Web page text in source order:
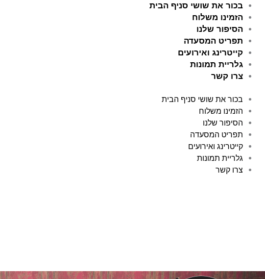
דילוג
לתוכן
בכור את שושי סניף הבית
הזמינו משלוח
הסיפור שלנו
תפריט המסעדה
קייטרינג ואירועים
גלריית תמונות
צרו קשר
בכור את שושי סניף הבית
הזמינו משלוח
הסיפור שלנו
תפריט המסעדה
קייטרינג ואירועים
גלריית תמונות
צרו קשר